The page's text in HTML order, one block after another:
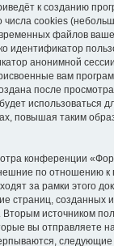
к созданию
числа cookies
файлов
идентификатор
анонимной
вам
после
использоваться
повышая таким
конференции
по отношению
за рамки этого
страниц, созданных
Вторым источником
вы отправляете